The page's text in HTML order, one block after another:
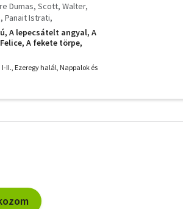
Dumas Scott, Walter
Panait Istrati
Reymont
Theodor Fontaine
A lepecsátelt angyal, A
A fekete törpe,
II., Ezeregy halál, Nappalok és
szűrők